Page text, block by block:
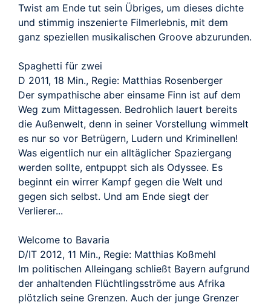
Twist am Ende tut sein Übriges, um dieses dichte
und stimmig inszenierte Filmerlebnis, mit dem
ganz speziellen musikalischen Groove abzurunden.
Spaghetti für zwei
D 2011, 18 Min., Regie: Matthias Rosenberger
Der sympathische aber einsame Finn ist auf dem
Weg zum Mittagessen. Bedrohlich lauert bereits
die Außenwelt, denn in seiner Vorstellung wimmelt
es nur so vor Betrügern, Ludern und Kriminellen!
Was eigentlich nur ein alltäglicher Spaziergang
werden sollte, entpuppt sich als Odyssee. Es
beginnt ein wirrer Kampf gegen die Welt und
gegen sich selbst. Und am Ende siegt der
Verlierer...
Welcome to Bavaria
D/IT 2012, 11 Min., Regie: Matthias Koßmehl
Im politischen Alleingang schließt Bayern aufgrund
der anhaltenden Flüchtlingsströme aus Afrika
plötzlich seine Grenzen. Auch der junge Grenzer